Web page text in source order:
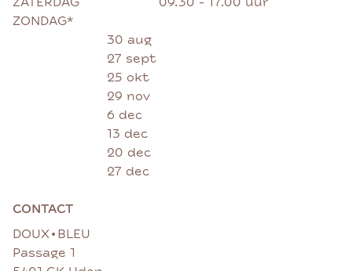
ZONDAG*
30 aug
27 sept
25 okt
29 nov
6 dec
13 dec
20 dec
27 dec
CONTACT
DOUX • BLEU
Passage 1